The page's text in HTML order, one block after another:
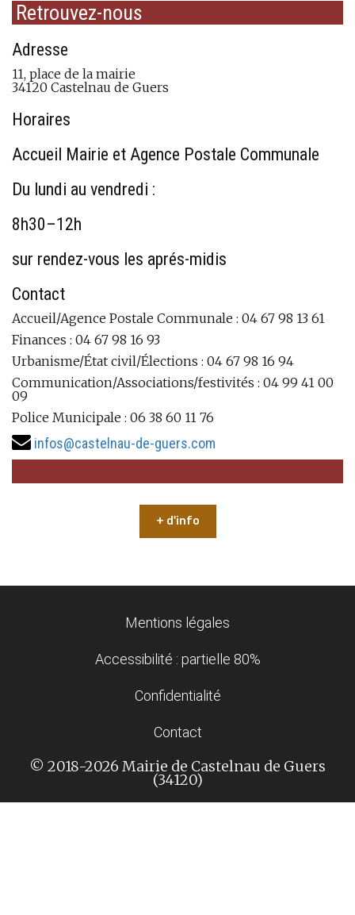
Retrouvez-nous
Adresse
11, place de la mairie
34120 Castelnau de Guers
Horaires
Accueil Mairie et Agence Postale Communale
Du lundi au vendredi :
8h30–12h
sur rendez-vous les aprés-midis
Contact
Accueil/Agence Postale Communale : 04 67 98 13 61
Finances : 04 67 98 16 93
Urbanisme/État civil/Élections : 04 67 98 16 94
Communication/Associations/festivités : 04 99 41 00
09
Police Municipale : 06 38 60 11 76
infos@castelnau-de-guers.com
+ d'info
Mentions légales
Accessibilité : partielle 80%
Confidentialité
Contact
© 2018-2026 Mairie de Castelnau de Guers
(34120)